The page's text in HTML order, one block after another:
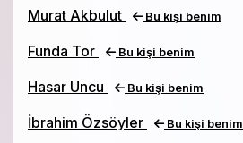
Murat Akbulut Bu kişi benim
Funda Tor Bu kişi benim
Hasar Uncu Bu kişi benim
İbrahim Özsöyler Bu kişi benim